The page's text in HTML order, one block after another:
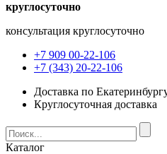
круглосуточно
консультация круглосуточно
+7 909 00-22-106
+7 (343) 20-22-106
Доставка по
Круглосуточная доставка
Каталог